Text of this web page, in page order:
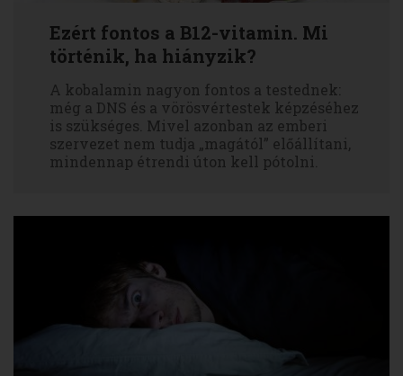
Ezért fontos a B12-vitamin. Mi
történik, ha hiányzik?
A kobalamin nagyon fontos a testednek:
még a DNS és a vörösvértestek képzéséhez
is szükséges. Mivel azonban az emberi
szervezet nem tudja „magától” előállítani,
mindennap étrendi úton kell pótolni.